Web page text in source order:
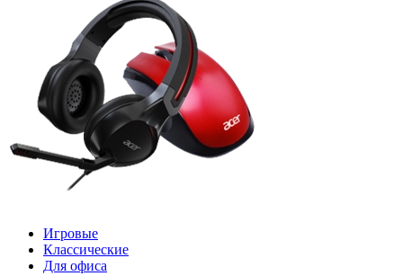
Игровые
Классические
Для офиса